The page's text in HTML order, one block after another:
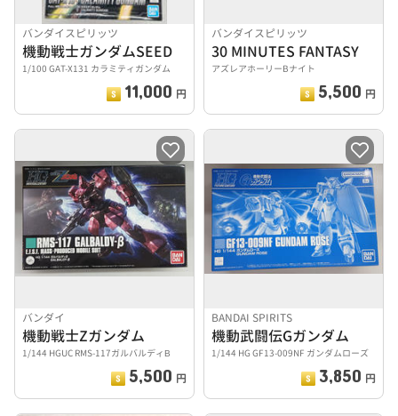
バンダイスピリッツ
機動戦士ガンダムSEED
1/100 GAT-X131 カラミティガンダム
11,000 円
バンダイスピリッツ
30 MINUTES FANTASY
アズレアホーリーBナイト
5,500 円
バンダイ
機動戦士Zガンダム
1/144 HGUC RMS-117ガルバルディΒ
5,500 円
BANDAI SPIRITS
機動武闘伝Gガンダム
1/144 HG GF13-009NF ガンダムローズ
3,850 円